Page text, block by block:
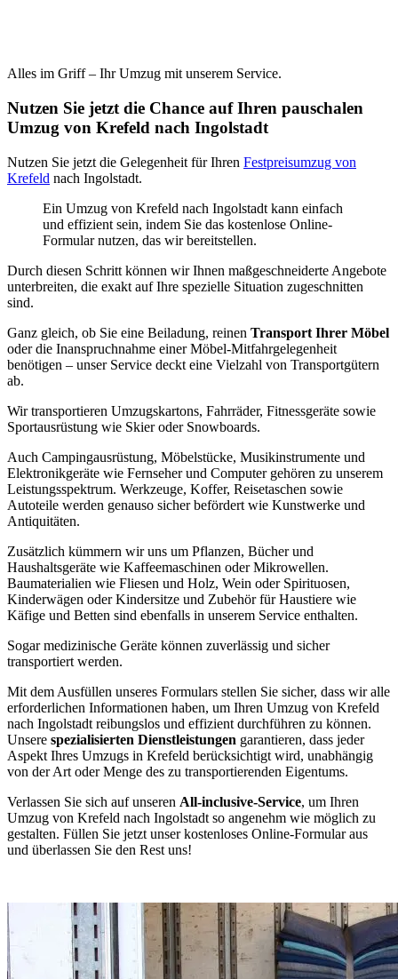
Alles im Griff – Ihr Umzug mit unserem Service.
Nutzen Sie jetzt die Chance auf Ihren pauschalen
Umzug von Krefeld nach Ingolstadt
Nutzen Sie jetzt die Gelegenheit für Ihren Festpreisumzug von
Krefeld nach Ingolstadt.
Ein Umzug von Krefeld nach Ingolstadt kann einfach
und effizient sein, indem Sie das kostenlose Online-
Formular nutzen, das wir bereitstellen.
Durch diesen Schritt können wir Ihnen maßgeschneiderte Angebote
unterbreiten, die exakt auf Ihre spezielle Situation zugeschnitten
sind.
Ganz gleich, ob Sie eine Beiladung, reinen Transport Ihrer Möbel
oder die Inanspruchnahme einer Möbel-Mitfahrgelegenheit
benötigen – unser Service deckt eine Vielzahl von Transportgütern
ab.
Wir transportieren Umzugskartons, Fahrräder, Fitnessgeräte sowie
Sportausrüstung wie Skier oder Snowboards.
Auch Campingausrüstung, Möbelstücke, Musikinstrumente und
Elektronikgeräte wie Fernseher und Computer gehören zu unserem
Leistungsspektrum. Werkzeuge, Koffer, Reisetaschen sowie
Autoteile werden genauso sicher befördert wie Kunstwerke und
Antiquitäten.
Zusätzlich kümmern wir uns um Pflanzen, Bücher und
Haushaltsgeräte wie Kaffeemaschinen oder Mikrowellen.
Baumaterialien wie Fliesen und Holz, Wein oder Spirituosen,
Kinderwägen oder Kindersitze und Zubehör für Haustiere wie
Käfige und Betten sind ebenfalls in unserem Service enthalten.
Sogar medizinische Geräte können zuverlässig und sicher
transportiert werden.
Mit dem Ausfüllen unseres Formulars stellen Sie sicher, dass wir alle
erforderlichen Informationen haben, um Ihren Umzug von Krefeld
nach Ingolstadt reibungslos und effizient durchführen zu können.
Unsere spezialisierten Dienstleistungen garantieren, dass jeder
Aspekt Ihres Umzugs in Krefeld berücksichtigt wird, unabhängig
von der Art oder Menge des zu transportierenden Eigentums.
Verlassen Sie sich auf unseren All-inclusive-Service, um Ihren
Umzug von Krefeld nach Ingolstadt so angenehm wie möglich zu
gestalten. Füllen Sie jetzt unser kostenloses Online-Formular aus
und überlassen Sie den Rest uns!